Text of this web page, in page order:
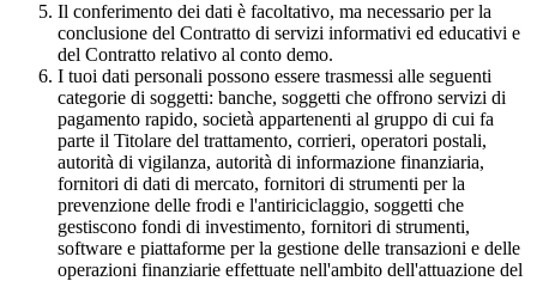
Il conferimento dei dati è facoltativo, ma necessario per la
conclusione del Contratto di servizi informativi ed educativi e
del Contratto relativo al conto demo.
I tuoi dati personali possono essere trasmessi alle seguenti
categorie di soggetti: banche, soggetti che offrono servizi di
pagamento rapido, società appartenenti al gruppo di cui fa
parte il Titolare del trattamento, corrieri, operatori postali,
autorità di vigilanza, autorità di informazione finanziaria,
fornitori di dati di mercato, fornitori di strumenti per la
prevenzione delle frodi e l'antiriciclaggio, soggetti che
gestiscono fondi di investimento, fornitori di strumenti,
software e piattaforme per la gestione delle transazioni e delle
operazioni finanziarie effettuate nell'ambito dell'attuazione del